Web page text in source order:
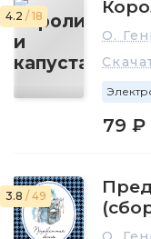
4.2 / 18
О.
79 ₽
3.8 / 49